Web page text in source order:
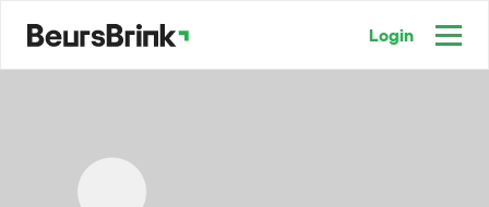
Login